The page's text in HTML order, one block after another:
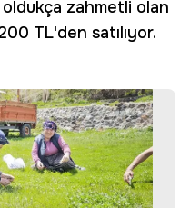
oldukça zahmetli olan
TL'den satılıyor.